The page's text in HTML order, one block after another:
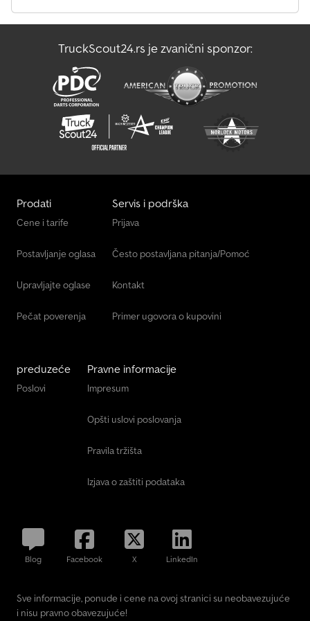
za vožnju unazad, LCD multifunkcionalni ekran, grejanje /
CAMSO terenske gume (400/80-24) – oko 98% preostalog profila.
Transportne dimenzije: dužina: ca. mm (ca. mm bez viljuški), širina:
ca. mm, visina: ca. mm. * MOGUĆA FINANSIRANJA / POVOLJAN
TRANSPORT (GLOBALNO) / PRI IZVOZU SE PLAĆA SAMO NETO
IZNOS (!) * © pb Chjdpfx Aji Ir T Hel Doa
TruckScout24.rs je zvanični sponzor:
Prodati
Cene i tarife
Postavljanje oglasa
Upravljajte oglase
Pečat poverenja
Servis i podrška
Prijava
Često postavljana pitanja/Pomoć
Kontakt
Primer ugovora o kupovini
preduzeće
Poslovi
Pravne informacije
Impresum
Opšti uslovi poslovanja
Pravila tržišta
Izjava o zaštiti podataka
Blog Facebook X LinkedIn
Sve informacije, ponude i cene na ovoj stranici su neobavezujuće
i nisu pravno obavezujuće!